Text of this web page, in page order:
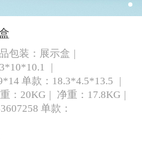
包装：展示盒
单款：18.3*4.5*13.5
：20KG
净重：17.8KG
单款：